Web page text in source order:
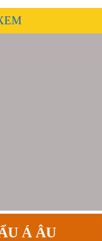
Á ÂU